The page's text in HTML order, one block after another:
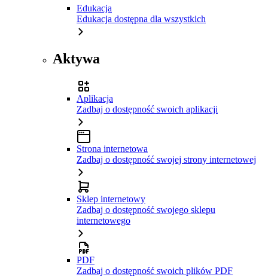
Edukacja
Edukacja dostępna dla wszystkich
Aktywa
Aplikacja
Zadbaj o dostępność swoich aplikacji
Strona internetowa
Zadbaj o dostępność swojej strony internetowej
Sklep internetowy
Zadbaj o dostępność swojego sklepu
internetowego
PDF
Zadbaj o dostępność swoich plików PDF